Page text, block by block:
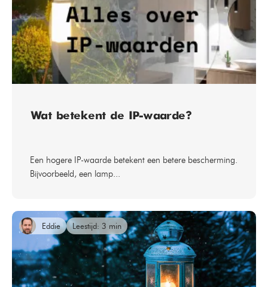
Wat betekent de IP-waarde?
Een hogere IP-waarde betekent een betere bescherming.
Bijvoorbeeld, een lamp...
Eddie Leestijd: 3 min